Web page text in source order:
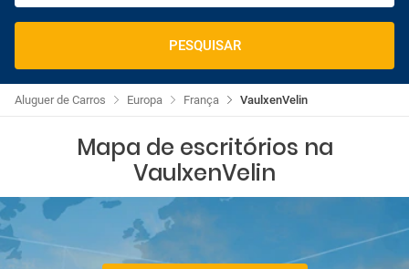
PESQUISAR
VaulxenVelin
França
Europa
Aluguer de Carros
Mapa de escritórios na
VaulxenVelin